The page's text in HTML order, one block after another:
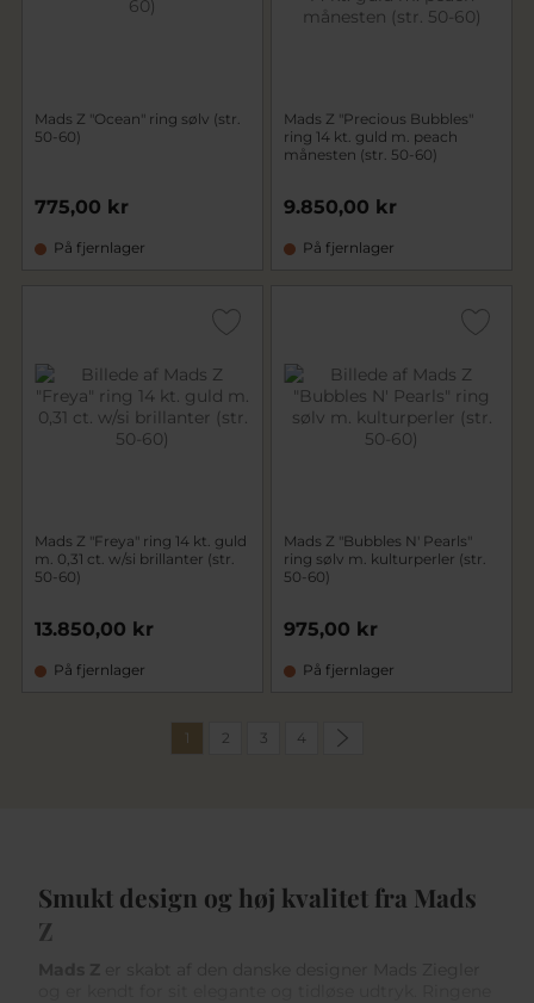
Mads Z "Ocean" ring sølv (str.
50-60)
775,00 kr
På fjernlager
Mads Z "Precious Bubbles"
ring 14 kt. guld m. peach
månesten (str. 50-60)
9.850,00 kr
På fjernlager
Mads Z "Freya" ring 14 kt. guld
m. 0,31 ct. w/si brillanter (str.
50-60)
13.850,00 kr
På fjernlager
Mads Z "Bubbles N' Pearls"
ring sølv m. kulturperler (str.
50-60)
975,00 kr
På fjernlager
1 2 3 4
Smukt design og høj kvalitet fra Mads
Z